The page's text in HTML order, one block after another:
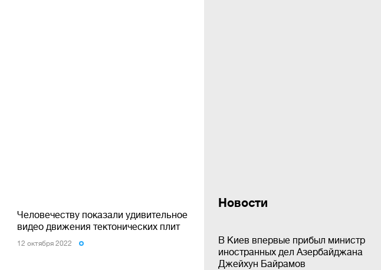
Новости
В Киев впервые прибыл министр
иностранных дел Азербайджана
Джейхун Байрамов
Человечеству показали удивительное
видео движения тектонических плит
12 октября 2022